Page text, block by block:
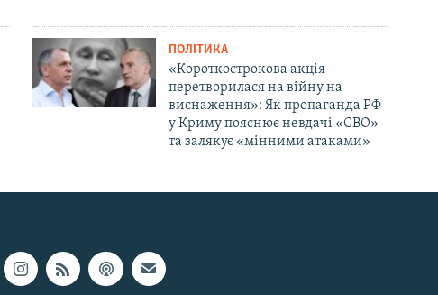
ПОЛІТИКА
«Короткострокова акція
перетворилася на війну на
виснаження»: Як пропаганда РФ
у Криму пояснює невдачі «СВО»
та залякує «мінними атаками»